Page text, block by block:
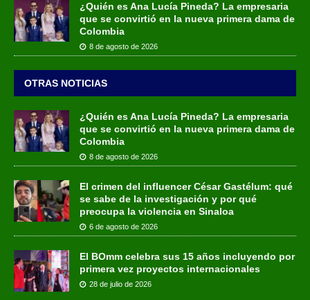
¿Quién es Ana Lucía Pineda? La empresaria
que se convirtió en la nueva primera dama de
Colombia
8 de agosto de 2026
OTRAS NOTICIAS
¿Quién es Ana Lucía Pineda? La empresaria
que se convirtió en la nueva primera dama de
Colombia
8 de agosto de 2026
El crimen del influencer César Gastélum: qué
se sabe de la investigación y por qué
preocupa la violencia en Sinaloa
6 de agosto de 2026
El BOmm celebra sus 15 años incluyendo por
primera vez proyectos internacionales
28 de julio de 2026